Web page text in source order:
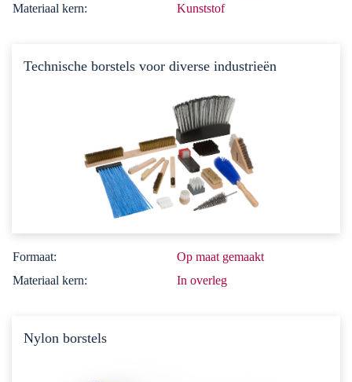
Materiaal kern:
Kunststof
Technische borstels voor diverse industrieën
Formaat:
Op maat gemaakt
Materiaal kern:
In overleg
Nylon borstels